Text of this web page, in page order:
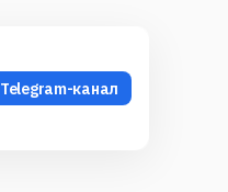
Telegram-канал